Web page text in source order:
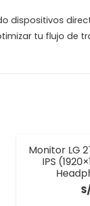
dispositivos
tu flujo de
Monitor LG
IPS